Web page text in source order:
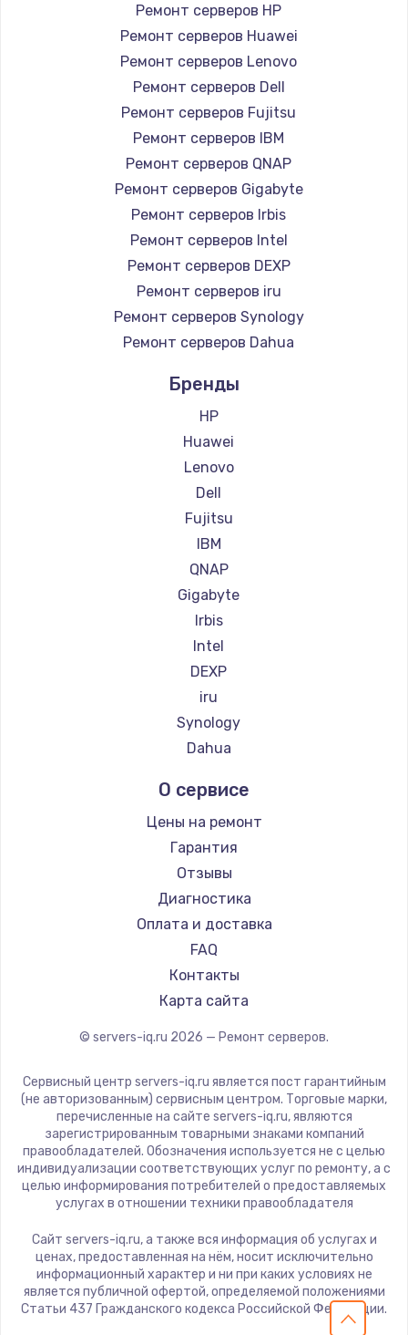
Заказать
Замена вебкамеры
1260 руб.
Заказать
Ремонт петель крышки
990 руб.
Заказать
Настройка Wi-Fi
1030 руб.
Заказать
Замена шим-контроллера
Заказать
600 руб.
Заказать
Ремонт серверов HP
Ремонт серверов Huawei
Ремонт серверов Lenovo
Ремонт серверов Dell
Ремонт серверов Fujitsu
Ремонт серверов IBM
Ремонт серверов QNAP
Ремонт серверов Gigabyte
Ремонт серверов Irbis
Ремонт серверов Intel
Ремонт серверов DEXP
Ремонт серверов iru
Ремонт серверов Synology
Ремонт серверов Dahua
Бренды
HP
Huawei
Lenovo
Dell
Fujitsu
IBM
QNAP
Gigabyte
Irbis
Intel
DEXP
iru
Synology
Dahua
О сервисе
Цены на ремонт
Гарантия
Отзывы
Диагностика
Оплата и доставка
FAQ
Контакты
Карта сайта
© servers-iq.ru 2026 — Ремонт серверов.
Сервисный центр servers-iq.ru является пост гарантийным
(не авторизованным) сервисным центром. Торговые марки,
перечисленные на сайте servers-iq.ru, являются
зарегистрированным товарными знаками компаний
правообладателей. Обозначения используется не с целью
индивидуализации соответствующих услуг по ремонту, а с
целью информирования потребителей о предоставляемых
услугах в отношении техники правообладателя
Сайт servers-iq.ru, а также вся информация об услугах и
ценах, предоставленная на нём, носит исключительно
информационный характер и ни при каких условиях не
является публичной офертой, определяемой положениями
Статьи 437 Гражданского кодекса Российской Федерации.